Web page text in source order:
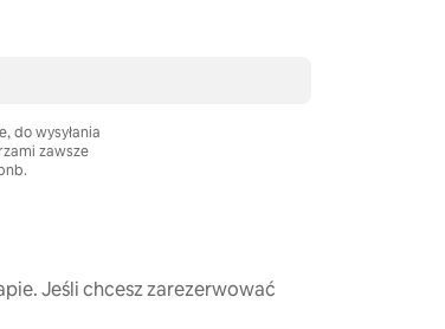
do wysyłania
zawsze
Jeśli chcesz zarezerwować